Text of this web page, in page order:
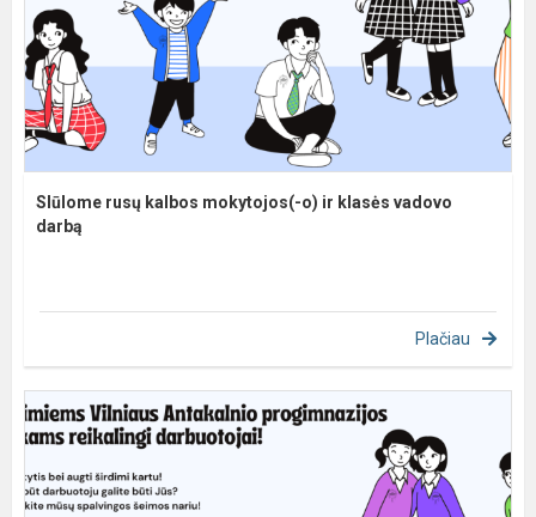
SIūlome rusų kalbos mokytojos(-o) ir klasės vadovo
darbą
Plačiau